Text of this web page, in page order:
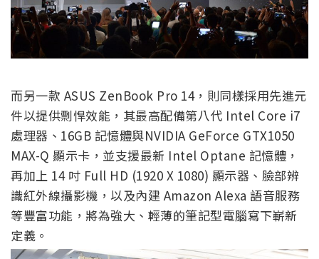
而另一款 ASUS ZenBook Pro 14，則同樣採用先進元
件以提供剽悍效能，其最高配備第八代 Intel Core i7
處理器、16GB 記憶體與NVIDIA GeForce GTX1050
MAX-Q 顯示卡，並支援最新 Intel Optane 記憶體，
再加上 14 吋 Full HD (1920 X 1080) 顯示器、臉部辨
識紅外線攝影機，以及內建 Amazon Alexa 語音服務
等豐富功能，將為強大、輕薄的筆記型電腦寫下嶄新
定義。